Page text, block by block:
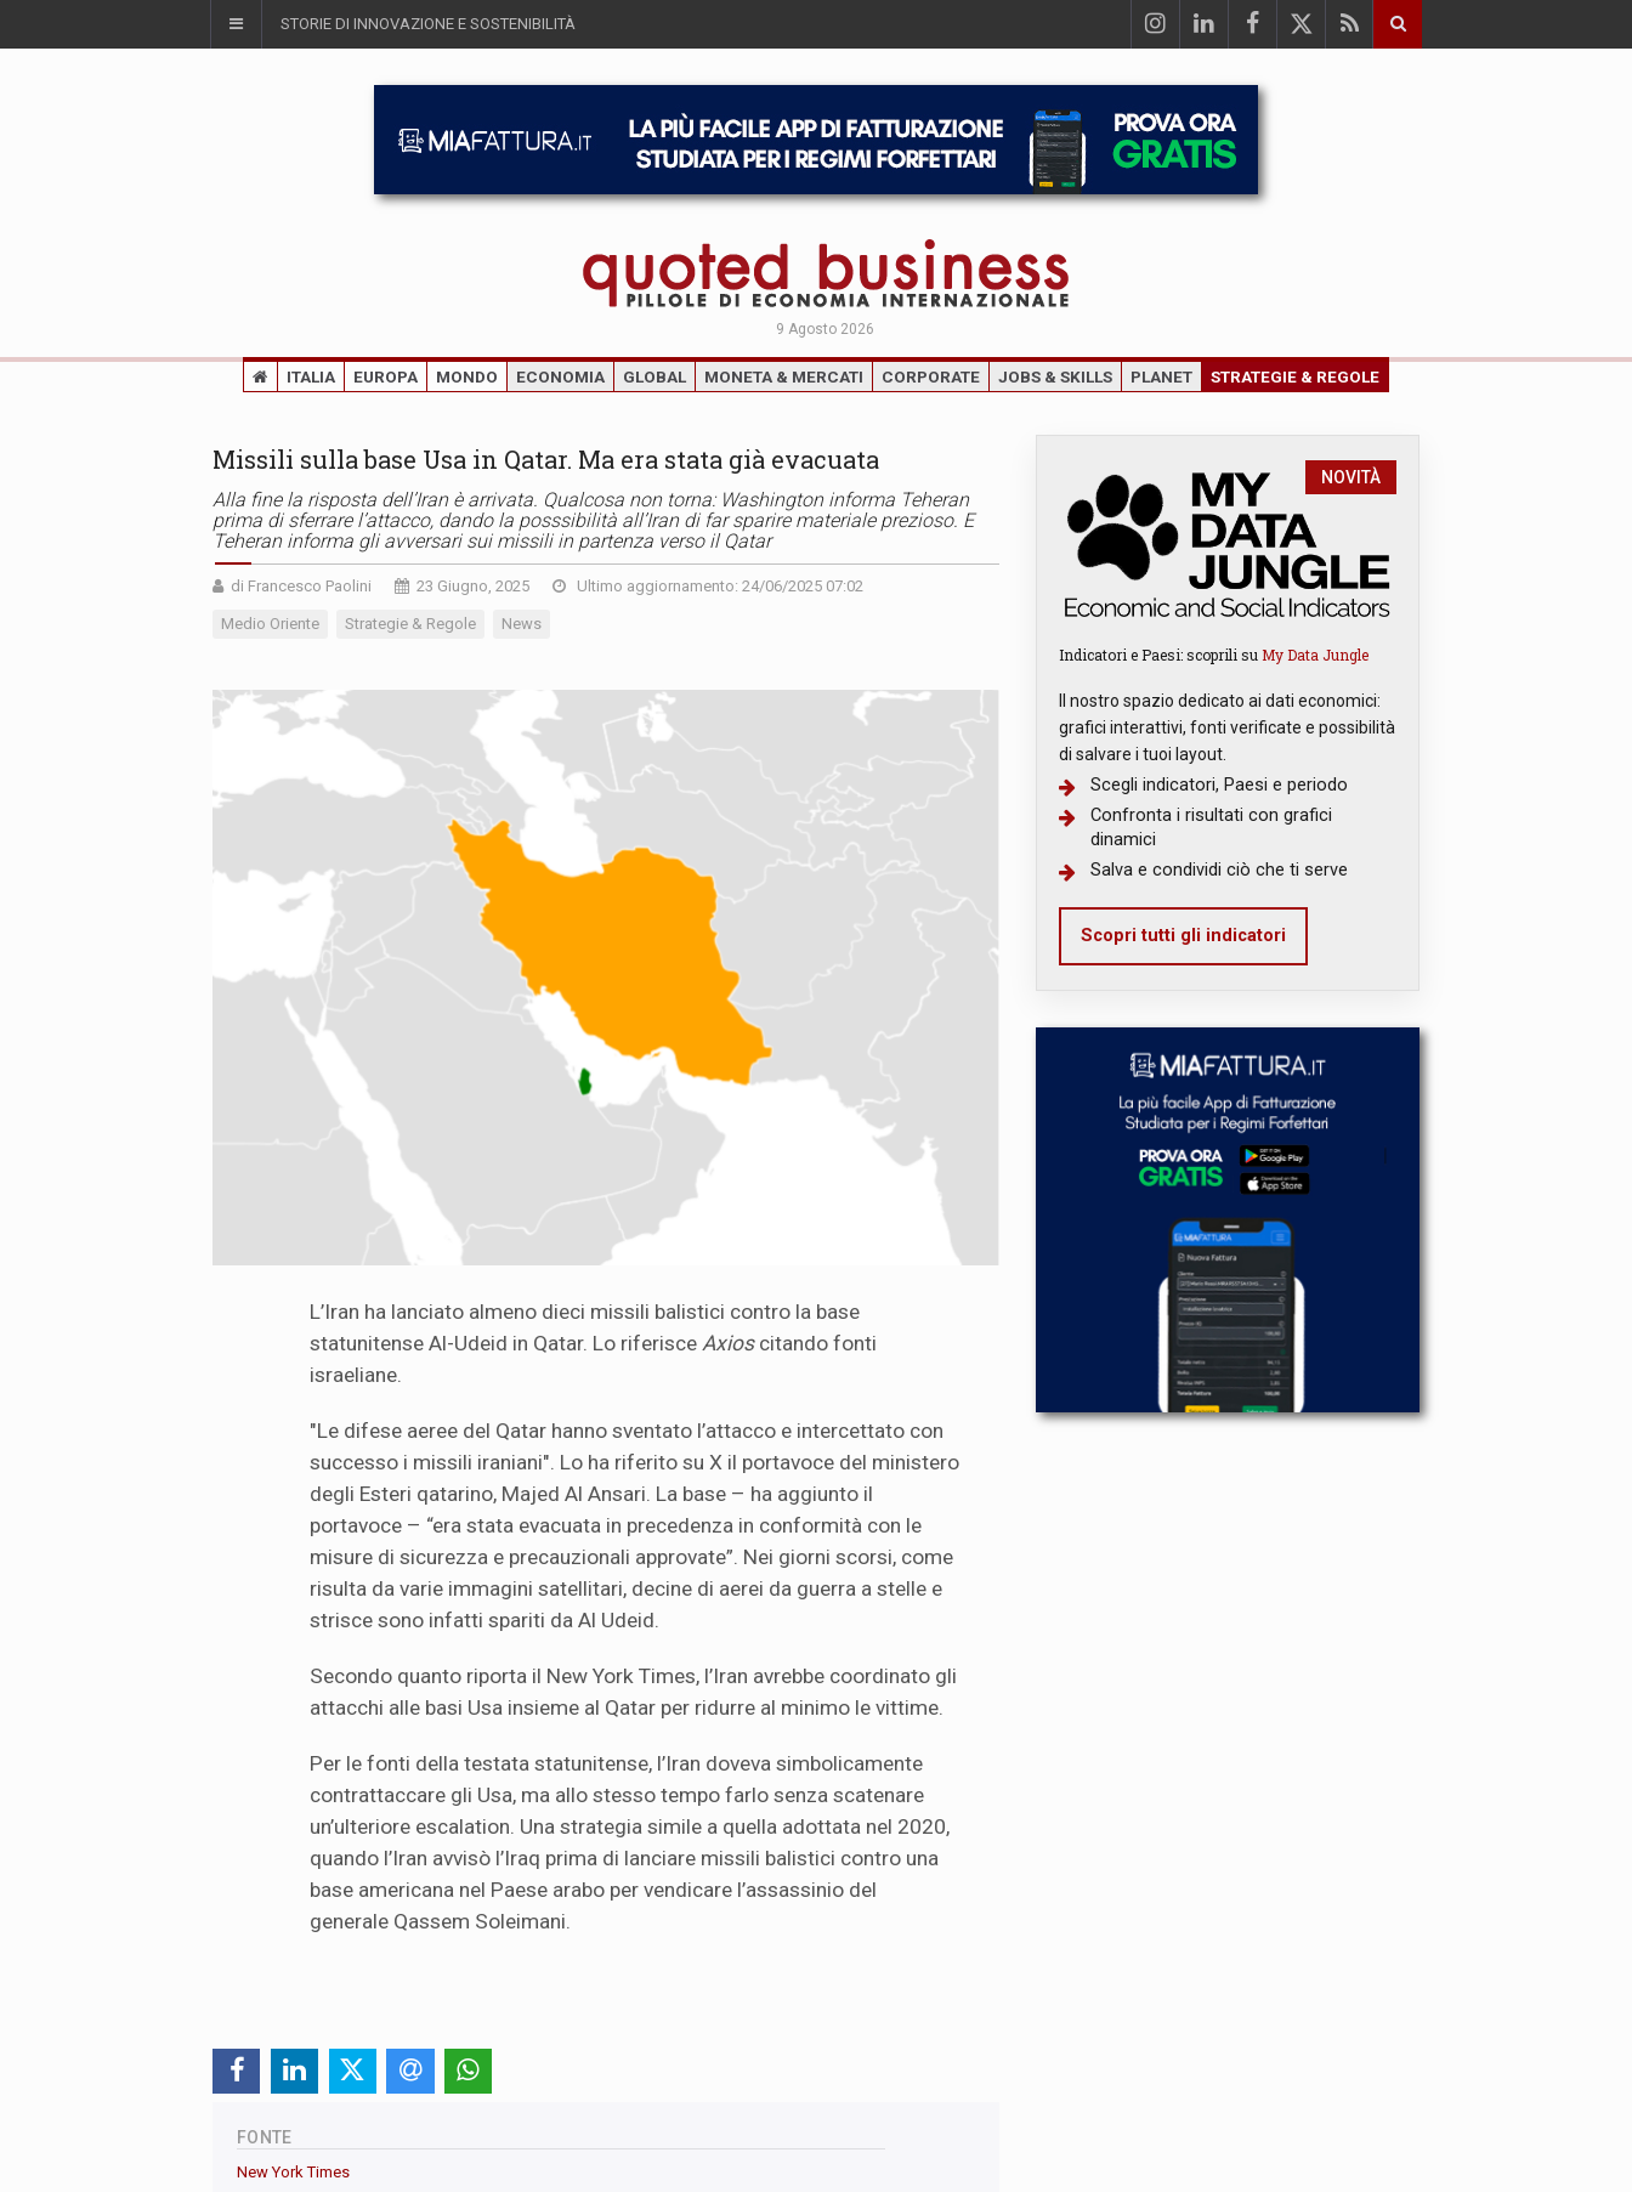
STORIE DI INNOVAZIONE E SOSTENIBILITÀ
9 Agosto 2026
ITALIA EUROPA MONDO ECONOMIA GLOBAL MONETA & MERCATI CORPORATE JOBS & SKILLS PLANET STRATEGIE & REGOLE
Missili sulla base Usa in Qatar. Ma era stata già evacuata
Alla fine la risposta dell’Iran è arrivata. Qualcosa non torna: Washington informa Teheran
prima di sferrare l’attacco, dando la posssibilità all’Iran di far sparire materiale prezioso. E
Teheran informa gli avversari sui missili in partenza verso il Qatar
di Francesco Paolini 23 Giugno, 2025 Ultimo aggiornamento: 24/06/2025 07:02
Medio Oriente Strategie & Regole News
L’Iran ha lanciato almeno dieci missili balistici contro la base
statunitense Al-Udeid in Qatar. Lo riferisce Axioscitando fonti
israeliane.
"Le difese aeree del Qatar hanno sventato l’attacco e intercettato con
successo i missili iraniani". Lo ha riferito su X il portavoce del ministero
degli Esteri qatarino, Majed Al Ansari. La base – ha aggiunto il
portavoce – “era stata evacuata in precedenza in conformità con le
misure di sicurezza e precauzionali approvate”. Nei giorni scorsi, come
risulta da varie immagini satellitari, decine di aerei da guerra a stelle e
strisce sono infatti spariti da Al Udeid.
Secondo quanto riporta il New York Times, l’Iran avrebbe coordinato gli
attacchi alle basi Usa insieme al Qatar per ridurre al minimo le vittime.
Per le fonti della testata statunitense, l’Iran doveva simbolicamente
contrattaccare gli Usa, ma allo stesso tempo farlo senza scatenare
un’ulteriore escalation. Una strategia simile a quella adottata nel 2020,
quando l’Iran avvisò l’Iraq prima di lanciare missili balistici contro una
base americana nel Paese arabo per vendicare l’assassinio del
generale Qassem Soleimani.
FONTE
New York Times
NOVITÀ
Indicatori e Paesi: scoprili su My Data Jungle
Il nostro spazio dedicato ai dati economici:
grafici interattivi, fonti verificate e possibilità
di salvare i tuoi layout.
Scegli indicatori, Paesi e periodo
Confronta i risultati con grafici
dinamici
Salva e condividi ciò che ti serve
Scopri tutti gli indicatori